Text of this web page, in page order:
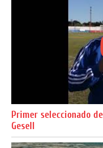
Primer seleccionado
Gesell